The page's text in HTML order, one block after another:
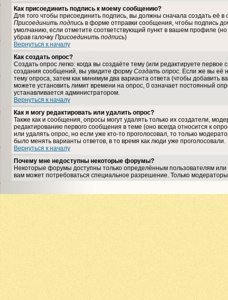
Как присоединить подпись к моему сообщению?
Для того чтобы присоединить подпись, вы должны сначала создать её
Присоединить подпись в форме отправки сообщения, чтобы подпись
умолчанию, если отметите соответствующий пункт в вашем профиле
убрав галочку Присоединить подпись)
Вернуться к началу
Как создать опрос?
Создать опрос легко: когда вы создаёте тему (или редактируете
создания сообщений, вы увидите форму Создать опрос. Если же вы её
тему опроса, затем как минимум два варианта ответа (чтобы добавить
можете установить лимит времени на опрос, 0 означает постоянный
устанавливается администратором.
Вернуться к началу
Как я могу редактировать или удалить опрос?
Также как и сообщения, опросы могут удалять только их создатели,
редактированию первого сообщения в теме (оно всегда относится к
или удалять опрос, но если уже кто-то проголосовал, то только
было менять варианты ответов, в то время как люди уже проголосовали.
Вернуться к началу
Почему мне недоступны некоторые форумы?
Некоторые форумы доступны только определённым пользователям
вам может потребоваться специальное разрешение. Только